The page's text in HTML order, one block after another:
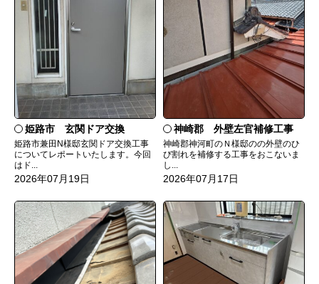
姫路市 玄関ドア交換
姫路市兼田N様邸玄関ドア交換工事
についてレポートいたします。今回
はド...
2026年07月19日
神崎郡 外壁左官補修工事
神崎郡神河町のＮ様邸のの外壁のひ
び割れを補修する工事をおこないま
し...
2026年07月17日